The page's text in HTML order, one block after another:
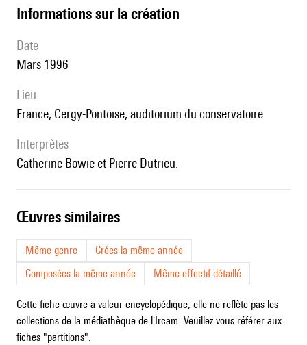
informations sur la création
date
Mars 1996
lieu
France, Cergy-Pontoise, auditorium du conservatoire
interprètes
Catherine Bowie et Pierre Dutrieu.
œuvres similaires
Même genre
Crées la même année
Composées la même année
Même effectif détaillé
Cette fiche œuvre a valeur encyclopédique, elle ne reflète pas les
collections de la médiathèque de l'Ircam. Veuillez vous référer aux
fiches "partitions".